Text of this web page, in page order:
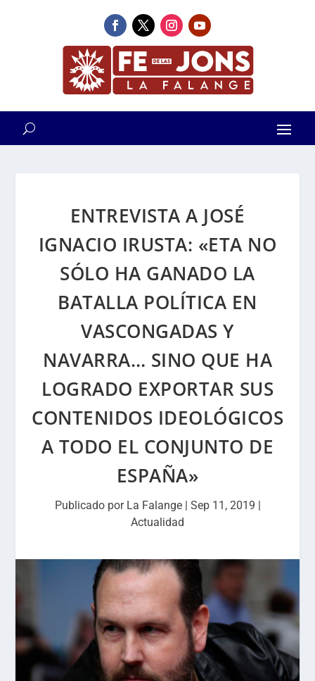
ENTREVISTA A JOSÉ
IGNACIO IRUSTA: «ETA NO
SÓLO HA GANADO LA
BATALLA POLÍTICA EN
VASCONGADAS Y
NAVARRA… SINO QUE HA
LOGRADO EXPORTAR SUS
CONTENIDOS IDEOLÓGICOS
A TODO EL CONJUNTO DE
ESPAÑA»
Publicado por La Falange| Sep 11, 2019 |
Actualidad